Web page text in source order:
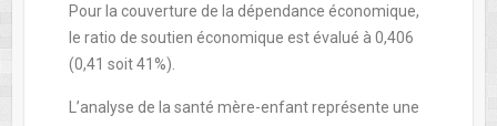
Pour la couverture de la dépendance économique,
le ratio de soutien économique est évalué à 0,406
(0,41 soit 41%).
L’analyse de la santé mère-enfant représente une